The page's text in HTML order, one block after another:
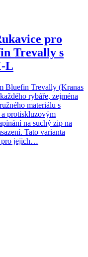
pro
Trevally s
L
Bluefin Trevally (Kranas
rybáře, zejména
materiálu s
protiskluzovým
na suchý zip na
Tato varianta
pro jejich…